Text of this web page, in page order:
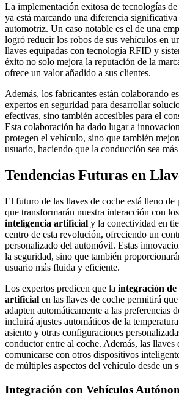
La implementación exitosa de tecnologías de
ya está marcando una diferencia
automotriz. Un caso notable es el de una
logró reducir los robos de sus vehículos en
llaves equipadas con tecnología RFID y
éxito no solo mejora la reputación de la
ofrece un valor añadido a sus clientes.
Además, los fabricantes están colaborando
expertos en seguridad para desarrollar
efectivas, sino también accesibles para el
Esta colaboración ha dado lugar a
protegen el vehículo, sino que también
usuario, haciendo que la conducción sea
Tendencias Futuras en
El futuro de las llaves de coche está lleno de
que transformarán nuestra interacción con
inteligencia artificial y la conectividad en
centro de esta revolución, ofreciendo un
personalizado del automóvil. Estas
la seguridad, sino que también
usuario más fluida y eficiente.
Los expertos predicen que la integración de
artificial en las llaves de coche permitirá
adapten automáticamente a las preferencias
incluirá ajustes automáticos de la
asiento y otras configuraciones
conductor entre al coche. Además, las llaves
comunicarse con otros dispositivos
de múltiples aspectos del vehículo desde un
Integración con Vehículos